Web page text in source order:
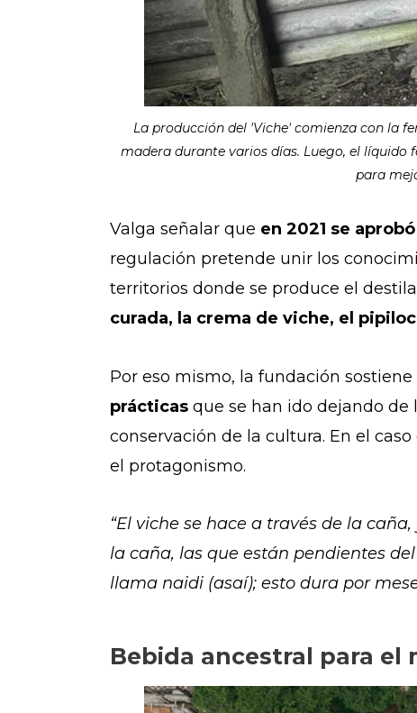
La producción del 'Viche' comienza con la
madera durante varios días. Luego, el líquido
para
Valga señalar que en 2021 se
regulación pretende unir los
territorios donde se produce el
curada, la crema de viche, el
Por eso mismo, la fundación sostiene
prácticas que se han ido dejando de
conservación de la cultura. En el caso
el protagonismo.
“El viche se hace a través de la
la caña, las que están pendientes
llama naidi (asaí); esto dura por
Bebida ancestral para el